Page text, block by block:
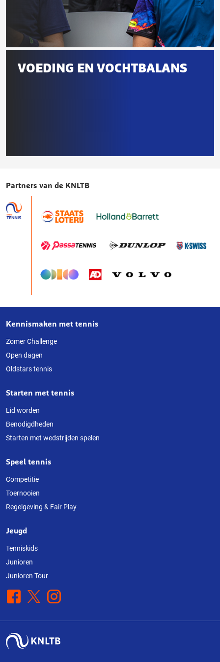
Voeding
en
VOEDING EN VOCHTBALANS
vochtbalans
Partners van de KNLTB
Over
deze
website
Kennismaken met tennis
Zomer Challenge
Open dagen
Oldstars tennis
Starten met tennis
Lid worden
Benodigdheden
Starten met wedstrijden spelen
Speel tennis
Competitie
Toernooien
Regelgeving & Fair Play
Jeugd
Tenniskids
Junioren
Junioren Tour
Facebook
X Instagram